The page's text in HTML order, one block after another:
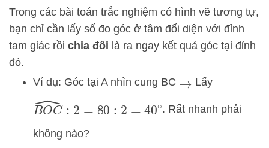
Trong các bài toán trắc nghiệm có hình vẽ tương tự,
bạn chỉ cần lấy số đo góc ở tâm đối diện với đỉnh
tam giác rồi chia đôi là ra ngay kết quả góc tại đỉnh
đó.
Ví dụ: Góc tại A nhìn cung BC → Lấy
BOC^: 2=80:2 = 40∘ . Rất nhanh phải
không nào?